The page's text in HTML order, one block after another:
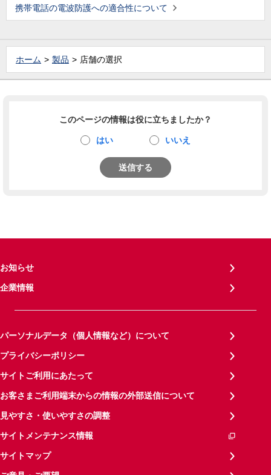
携帯電話の電波防護への適合性について
ホーム 製品 店舗の選択
このページの情報は役に立ちましたか？
はい いいえ
送信する
お知らせ
企業情報
パーソナルデータ（個人情報など）について
プライバシーポリシー
サイトご利用にあたって
お客さまご利用端末からの情報の外部送信について
見やすさ・使いやすさの調整
サイトメンテナンス情報
サイトマップ